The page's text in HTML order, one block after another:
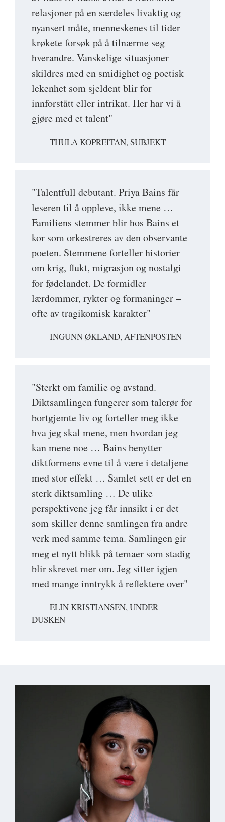
relasjoner på en særdeles livaktig og
nyansert måte, menneskenes til tider
krøkete forsøk på å tilnærme seg
hverandre. Vanskelige situasjoner
skildres med en smidighet og poetisk
lekenhet som sjeldent blir for
innforstått eller intrikat. Her har vi å
gjøre med et talent"
THULA KOPREITAN, SUBJEKT
"Talentfull debutant. Priya Bains får
leseren til å oppleve, ikke mene …
Familiens stemmer blir hos Bains et
kor som orkestreres av den observante
poeten. Stemmene forteller historier
om krig, flukt, migrasjon og nostalgi
for fødelandet. De formidler
lærdommer, rykter og formaninger –
ofte av tragikomisk karakter"
INGUNN ØKLAND, AFTENPOSTEN
"Sterkt om familie og avstand.
Diktsamlingen fungerer som talerør for
bortgjemte liv og forteller meg ikke
hva jeg skal mene, men hvordan jeg
kan mene noe … Bains benytter
diktformens evne til å være i detaljene
med stor effekt … Samlet sett er det en
sterk diktsamling … De ulike
perspektivene jeg får innsikt i er det
som skiller denne samlingen fra andre
verk med samme tema. Samlingen gir
meg et nytt blikk på temaer som stadig
blir skrevet mer om. Jeg sitter igjen
med mange inntrykk å reflektere over"
ELIN KRISTIANSEN, UNDER
DUSKEN